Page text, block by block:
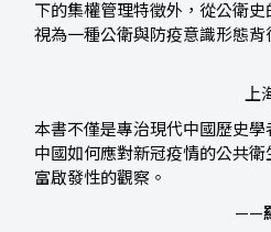
下的集權管理特徵外，從公衛
視為一種公衛與防疫意識形態背
上
本書不僅是專治現代中國歷史
中國如何應對新冠疫情的公共
富啟發性的觀察。
——